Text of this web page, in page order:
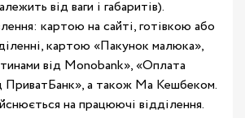
від ваги і габаритів).
картою на сайті, готівкою або
картою «Пакунок малюка»,
від Monobank», «Оплата
ПриватБанк», а також Ма Кешбеком.
на працюючі відділення.